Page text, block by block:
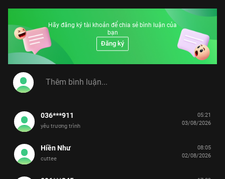
Hãy đăng ký tài khoản để chia sẻ bình luận của
bạn
Đăng ký
036***911
yêu trương trình
05:21
03/08/2026
Hiền Như
cuttee
08:05
02/08/2026